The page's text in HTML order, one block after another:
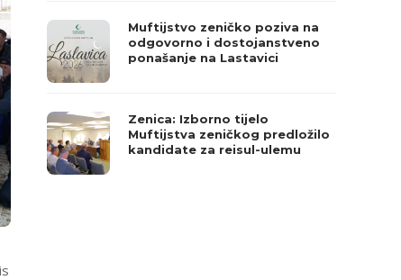
Muftijstvo zeničko poziva na
odgovorno i dostojanstveno
ponašanje na Lastavici
Zenica: Izborno tijelo
Muftijstva zeničkog predložilo
kandidate za reisul-ulemu